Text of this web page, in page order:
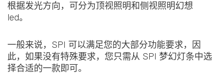
根据发光方向，可分为顶视照明和侧视照明幻想
led。
一般来说，SPI 可以满足您的大部分功能要求，因
此，如果没有特殊要求，您只需从 SPI 梦幻灯条中选
择合适的一款即可。